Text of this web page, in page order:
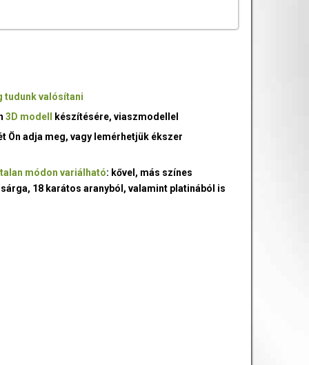
tudunk valósítani
3D modell
készítésére, viaszmodellel
Ön adja meg, vagy lemérhetjük ékszer
módon variálható: kővel, más színes
18 karátos aranyból, valamint platinából is